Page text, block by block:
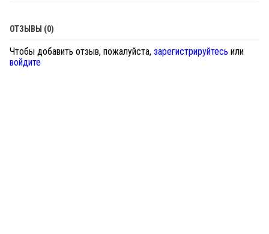
ОТЗЫВЫ (0)
Чтобы добавить отзыв, пожалуйста, зарегистрируйтесь или
войдите